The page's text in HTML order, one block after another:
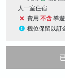
人一室住宿
費用 不含 導
機位保留以訂